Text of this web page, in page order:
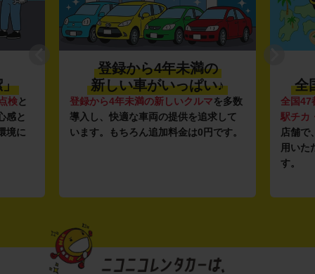
」
検と
感と
境に
登録から4年未満の
新しい車がいっぱい♪
登録から4年未満の新しいクルマを多数
導入し、快適な車両の提供を追求して
います。もちろん追加料金は0円です。
全
全国47
駅チカ
店舗で
用いた
す。